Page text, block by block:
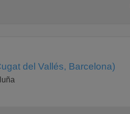
del Vallés, Barcelona)